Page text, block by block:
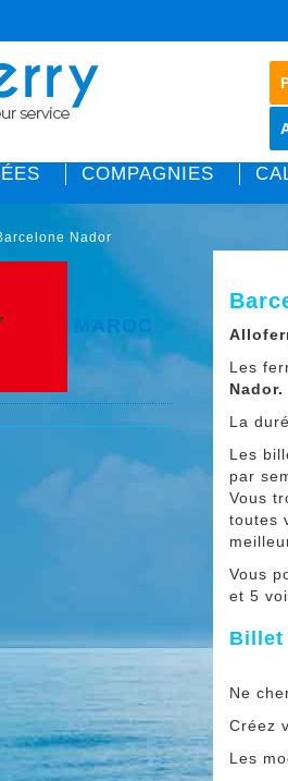
COMPAGNIES
Nador
MAROC
Les
Nador.
La
Les
par
Vous
toutes
Vous
et 5
Billet
Ne
Créez
Les